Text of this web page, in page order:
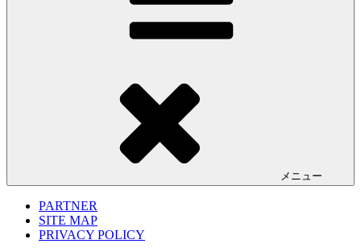
メニュー
PARTNER
SITE MAP
PRIVACY POLICY